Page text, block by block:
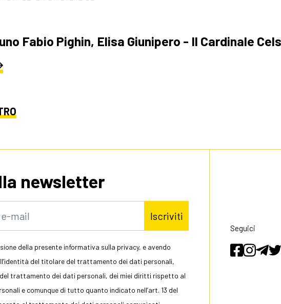
Fabio Pighin, Elisa Giunipero - Il Cardinale
newsletter
Iscriviti
della presente informativa sulla privacy, e avendo
del titolare del trattamento dei dati personali,
trattamento dei dati personali, dei miei diritti rispetto al
e comunque di tutto quanto indicato nell’art. 13 del
Seguici